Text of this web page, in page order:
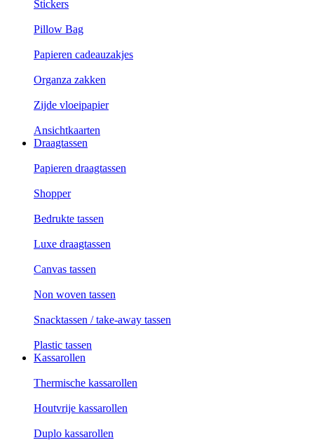
Stickers
Pillow Bag
Papieren cadeauzakjes
Organza zakken
Zijde vloeipapier
Ansichtkaarten
Draagtassen
Papieren draagtassen
Shopper
Bedrukte tassen
Luxe draagtassen
Canvas tassen
Non woven tassen
Snacktassen / take-away tassen
Plastic tassen
Kassarollen
Thermische kassarollen
Houtvrije kassarollen
Duplo kassarollen